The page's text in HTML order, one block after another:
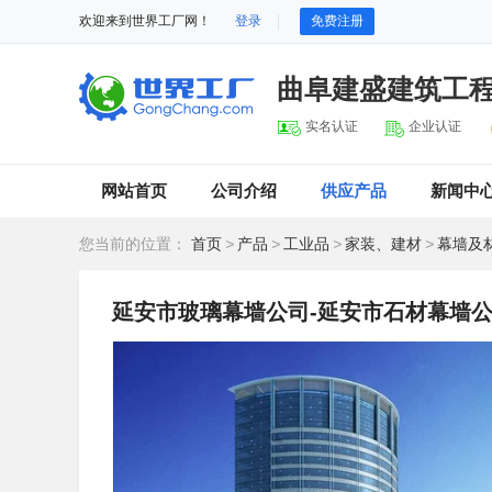
欢迎来到世界工厂网！ 登录 免费注册
曲阜建盛建筑工
实名认证 企业认证
网站首页 公司介绍 供应产品 新闻中
您当前的位置： 首页 > 产品 > 工业品 >家装、建材 >幕墙及
延安市玻璃幕墙公司-延安市石材幕墙